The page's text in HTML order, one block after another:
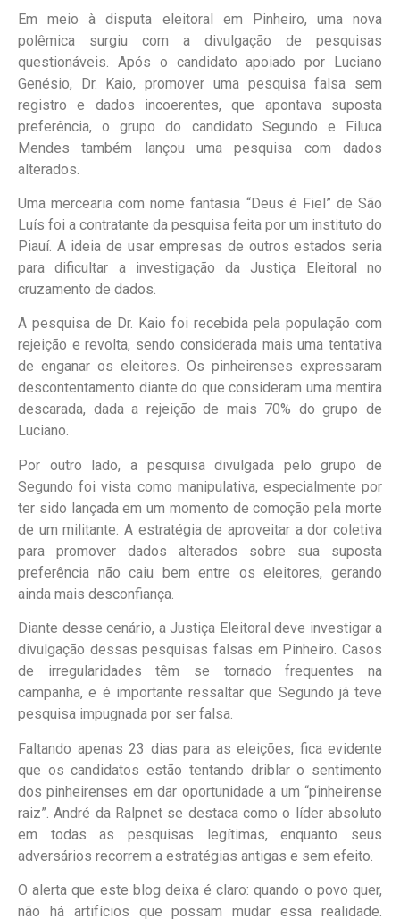
Em meio à disputa eleitoral em Pinheiro, uma nova
polêmica surgiu com a divulgação de pesquisas
questionáveis. Após o candidato apoiado por Luciano
Genésio, Dr. Kaio, promover uma pesquisa falsa sem
registro e dados incoerentes, que apontava suposta
preferência, o grupo do candidato Segundo e Filuca
Mendes também lançou uma pesquisa com dados
alterados.
Uma mercearia com nome fantasia “Deus é Fiel” de São
Luís foi a contratante da pesquisa feita por um instituto do
Piauí. A ideia de usar empresas de outros estados seria
para dificultar a investigação da Justiça Eleitoral no
cruzamento de dados.
A pesquisa de Dr. Kaio foi recebida pela população com
rejeição e revolta, sendo considerada mais uma tentativa
de enganar os eleitores. Os pinheirenses expressaram
descontentamento diante do que consideram uma mentira
descarada, dada a rejeição de mais 70% do grupo de
Luciano.
Por outro lado, a pesquisa divulgada pelo grupo de
Segundo foi vista como manipulativa, especialmente por
ter sido lançada em um momento de comoção pela morte
de um militante. A estratégia de aproveitar a dor coletiva
para promover dados alterados sobre sua suposta
preferência não caiu bem entre os eleitores, gerando
ainda mais desconfiança.
Diante desse cenário, a Justiça Eleitoral deve investigar a
divulgação dessas pesquisas falsas em Pinheiro. Casos
de irregularidades têm se tornado frequentes na
campanha, e é importante ressaltar que Segundo já teve
pesquisa impugnada por ser falsa.
Faltando apenas 23 dias para as eleições, fica evidente
que os candidatos estão tentando driblar o sentimento
dos pinheirenses em dar oportunidade a um “pinheirense
raiz”. André da Ralpnet se destaca como o líder absoluto
em todas as pesquisas legítimas, enquanto seus
adversários recorrem a estratégias antigas e sem efeito.
O alerta que este blog deixa é claro: quando o povo quer,
não há artifícios que possam mudar essa realidade.